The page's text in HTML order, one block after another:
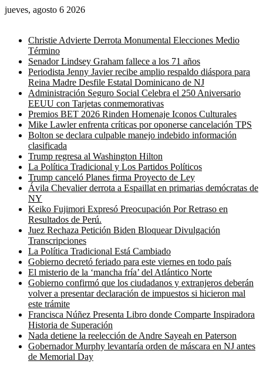
jueves, agosto 6 2026
Christie Advierte Derrota Monumental Elecciones Medio
Término
Senador Lindsey Graham fallece a los 71 años
Periodista Jenny Javier recibe amplio respaldo diáspora para
Reina Madre Desfile Estatal Dominicano de NJ
Administración Seguro Social Celebra el 250 Aniversario
EEUU con Tarjetas conmemorativas
Premios BET 2026 Rinden Homenaje Iconos Culturales
Mike Lawler enfrenta críticas por oponerse cancelación TPS
Bolton se declara culpable manejo indebido información
clasificada
Trump regresa al Washington Hilton
La Política Tradicional y Los Partidos Políticos
Trump canceló Planes firma Proyecto de Ley
Ávila Chevalier derrota a Espaillat en primarias demócratas de
NY
Keiko Fujimori Expresó Preocupación Por Retraso en
Resultados de Perú.
Juez Rechaza Petición Biden Bloquear Divulgación
Transcripciones
La Política Tradicional Está Cambiado
Gobierno decretó feriado para este viernes en todo país
El misterio de la ‘mancha fría’ del Atlántico Norte
Gobierno confirmó que los ciudadanos y extranjeros deberán
volver a presentar declaración de impuestos si hicieron mal
este trámite
Francisca Núñez Presenta Libro donde Comparte Inspiradora
Historia de Superación
Nada detiene la reelección de Andre Sayeah en Paterson
Gobernador Murphy levantaría orden de máscara en NJ antes
de Memorial Day